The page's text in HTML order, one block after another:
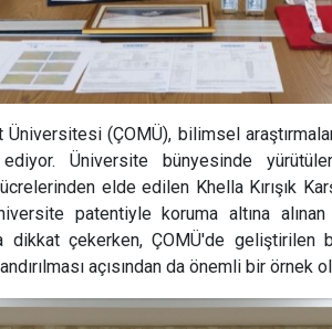
(ÇOMÜ), bilimsel
Üniversite bünyesinde
elde edilen Khella Kırışık
patentiyle koruma altına
dikkat çekerken, ÇOMÜ'de geliştirilen
açısından da önemli bir örnek